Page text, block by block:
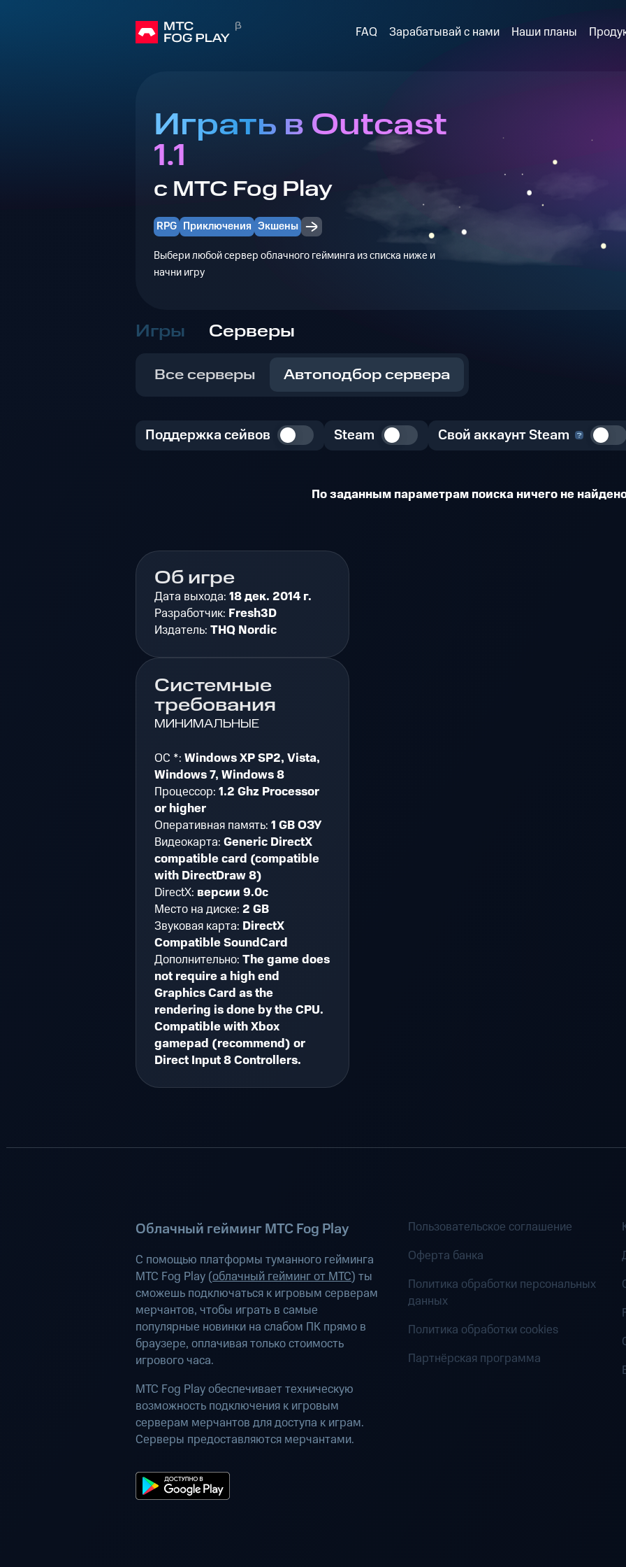
FAQ Зарабатывай с нами Наши планы
Играть в Outcast
1.1
с МТС Fog Play
RPG Приключения Экшены
Выбери любой сервер облачного гейминга из списка ниже и
начни игру
Игры Серверы
Все серверы Автоподбор сервера
Поддержка сейвов Steam Свой аккаунт Steam
По заданным параметрам поиска ничего не
Об игре
Дата выхода: 18 дек. 2014 г.
Разработчик: Fresh3D
Издатель: THQ Nordic
Системные
требования
МИНИМАЛЬНЫЕ
ОС *: Windows XP SP2, Vista,
Windows 7, Windows 8
Процессор: 1.2 Ghz Processor
or higher
Оперативная память: 1 GB ОЗУ
Видеокарта: Generic DirectX
compatible card (compatible
with DirectDraw 8)
DirectX: версии 9.0c
Место на диске: 2 GB
Звуковая карта: DirectX
Compatible SoundCard
Дополнительно: The game does
not require a high end
Graphics Card as the
rendering is done by the CPU.
Compatible with Xbox
gamepad (recommend) or
Direct Input 8 Controllers.
Облачный гейминг МТС Fog Play
С помощью платформы туманного гейминга
МТС Fog Play (облачный гейминг от МТС) ты
сможешь подключаться к игровым серверам
мерчантов, чтобы играть в самые
популярные новинки на слабом ПК прямо в
браузере, оплачивая только стоимость
игрового часа.
МТС Fog Play обеспечивает техническую
возможность подключения к игровым
серверам мерчантов для доступа к играм.
Серверы предоставляются мерчантами.
Пользовательское соглашение
Оферта банка
Политика обработки персональных
данных
Политика обработки cookies
Партнёрская программа